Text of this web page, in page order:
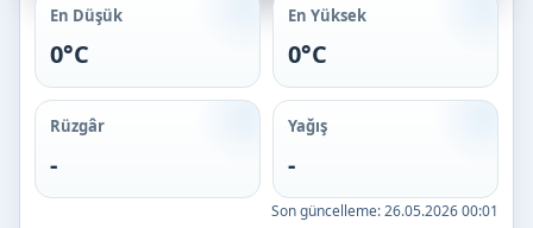
En Düşük
0°C
En Yüksek
0°C
Rüzgâr
-
Yağış
-
Son güncelleme:26.05.2026 00:01